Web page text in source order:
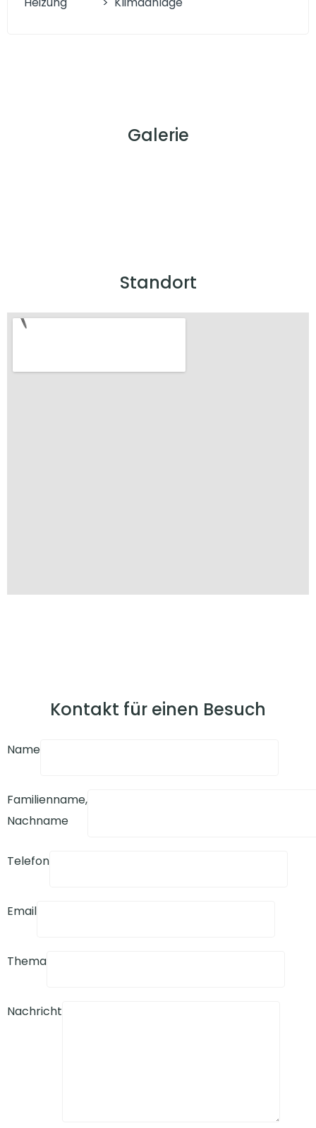
Galerie
Standort
Kontakt für einen Besuch
Name
Familienname,
Nachname
Telefon
Email
Thema
Nachricht